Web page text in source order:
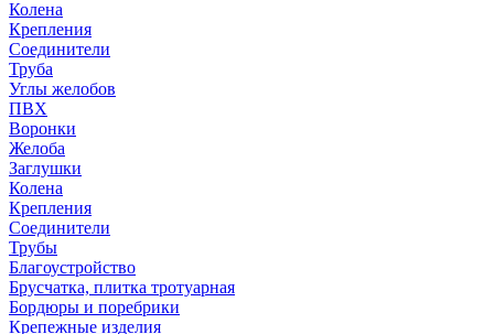
Колена
Крепления
Соединители
Труба
Углы желобов
ПВХ
Воронки
Желоба
Заглушки
Колена
Крепления
Соединители
Трубы
Благоустройство
Брусчатка, плитка тротуарная
Бордюры и поребрики
Крепежные изделия